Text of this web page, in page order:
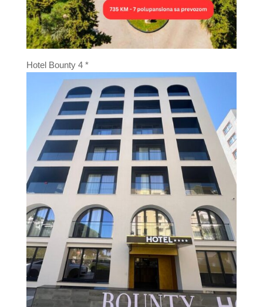
Hotel Bounty 4 *